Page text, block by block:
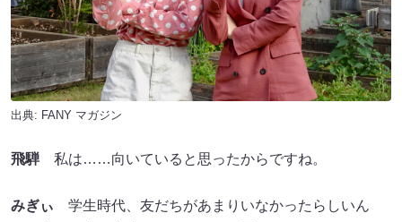
出典: FANY マガジン
飛騨 私は……向いていると思ったからですね。
みぎぃ 学生時代、友だちがあまりいなかったらしいん